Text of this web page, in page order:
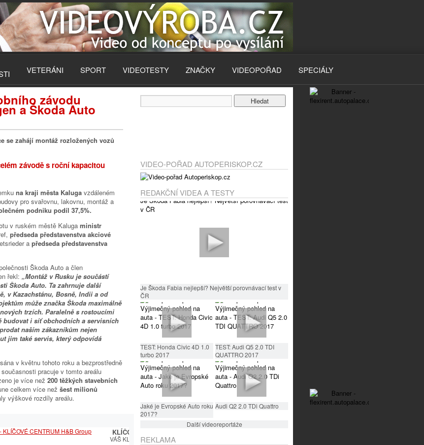
VETERÁNI SPORT VIDEOTESTY ZNAČKY VIDEOPOŘAD SPECIÁLY
závodu
a Škoda Auto
se zahájí montáž rozložených vozů
závodě s roční kapacitou
na kraji města Kaluga vzdáleném
pro svařovnu, lakovnu, montáž a
podniku podíl 37,5%.
v ruském městě Kaluga ministr
předseda představenstva akciové
a předseda představenstva
Škoda Auto a člen
řekl: „Montáž v Rusku je součástí
Škoda Auto. Ta zahrnuje další
v Kazachstánu, Bosně, Indii a od
může značka Škoda maximálně
trzích. Paralelně s rostoucími
budovat i síť obchodních a servisních
naším zákazníkům nejen
jim také servis, který odpovídá
v květnu tohoto roku a bezprostředně
pracuje v tomto areálu
je více než 200 těžkých stavebních
celkem více než šest milionů
výškové rozdíly areálu.
KLÍČOVÉ CENTRUM
VÁŠ KLÍČOVÝ PARTNER
VIDEO-POŘAD AUTOPERISKOP.CZ
REDAKČNÍ VIDEA A TESTY
Je Škoda Fabia nejlepší? Největší porovnávací test v
ČR
TEST: Honda Civic 4D 1.0
turbo 2017
TEST: Audi Q5 2.0 TDI
QUATTRO 2017
Jaké je Evropské Auto roku
2017?
Audi Q2 2.0 TDi Quattro
Další videoreportáže
REKLAMA